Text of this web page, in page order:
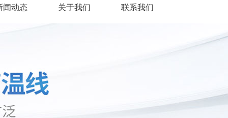
闻动态 关于我们 联系我们